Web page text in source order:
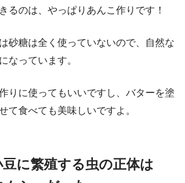
るのは、やっぱりあんこ作りです！
砂糖は全く使っていないので、自然な
なっています。
りに使ってもいいですし、バターを塗
て食べても美味しいですよ。
豆に繁殖する虫の正体は